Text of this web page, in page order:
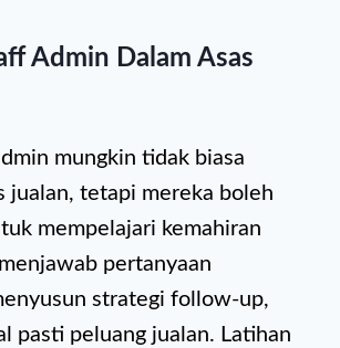
Admin Dalam Asas
mungkin tidak biasa
jualan, tetapi mereka boleh
mempelajari kemahiran
pertanyaan
strategi follow-up,
pasti peluang jualan. Latihan